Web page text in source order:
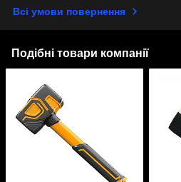
Всі умови повернення
Подібні товари компанії